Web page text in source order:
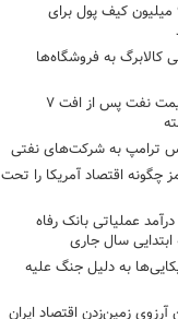
بانک مرکزی: ۹۰ میلیون کیف پول برای
کالابرگ به فروشگاه‌ها
صعودی شدن قیمت نفت پس از افت ۷
ترامپ به شرکت‌های نفتی
چگونه اقتصاد آمریکا را تحت
درآمد عملیاتی بانک رفاه
سال جاری
به دلیل جنگ علیه
زمین‌زدن اقتصاد ایران